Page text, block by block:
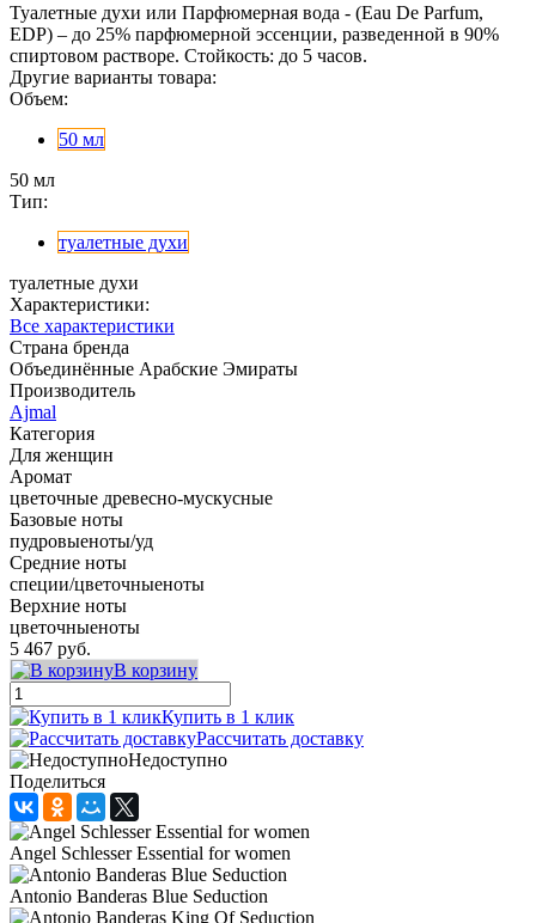
Туалетные духи или Парфюмерная вода - (Eau De Parfum,
EDP) – до 25% парфюмерной эссенции, разведенной в 90%
спиртовом растворе. Стойкость: до 5 часов.
Другие варианты товара:
Объем:
50 мл
50 мл
Тип:
туалетные духи
туалетные духи
Характеристики:
Все характеристики
Страна бренда
Объединённые Арабские Эмираты
Производитель
Ajmal
Категория
Для женщин
Аромат
цветочные древесно-мускусные
Базовые ноты
пудровыеноты/уд
Средние ноты
специи/цветочныеноты
Верхние ноты
цветочныеноты
5 467 руб.
В корзину
Купить в 1 клик
Рассчитать доставку
Недоступно
Поделиться
Angel Schlesser Essential for women
Antonio Banderas Blue Seduction